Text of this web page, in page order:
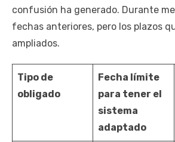
confusión ha generado. Durante
fechas anteriores, pero los plazos
ampliados.
Tipo de
obligado
Fecha límite
para tener el
sistema
adaptado